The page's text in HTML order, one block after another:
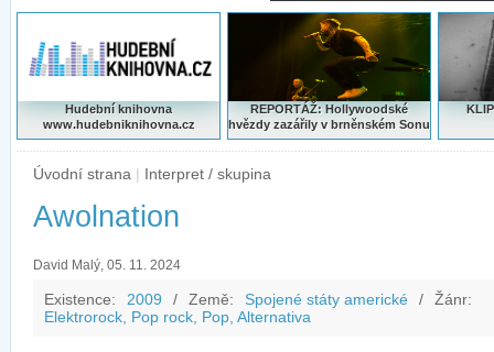
Hudební knihovna
www.hudebniknihovna.cz
REPORTÁŽ: Hollywoodské
hvězdy zazářily v brněnském Sonu
Úvodní strana | Interpret / skupina
Awolnation
David Malý, 05. 11. 2024
Existence: 2009 / Země: Spojené státy americké /
Žánr:
Elektrorock, Pop rock, Pop, Alternativa